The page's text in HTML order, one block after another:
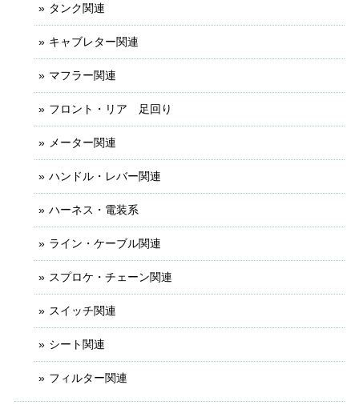
タンク関連
キャブレター関連
マフラー関連
フロント・リア 足回り
メーター関連
ハンドル・レバー関連
ハーネス・電装系
ライン・ケーブル関連
スプロケ・チェーン関連
スイッチ関連
シート関連
フィルター関連